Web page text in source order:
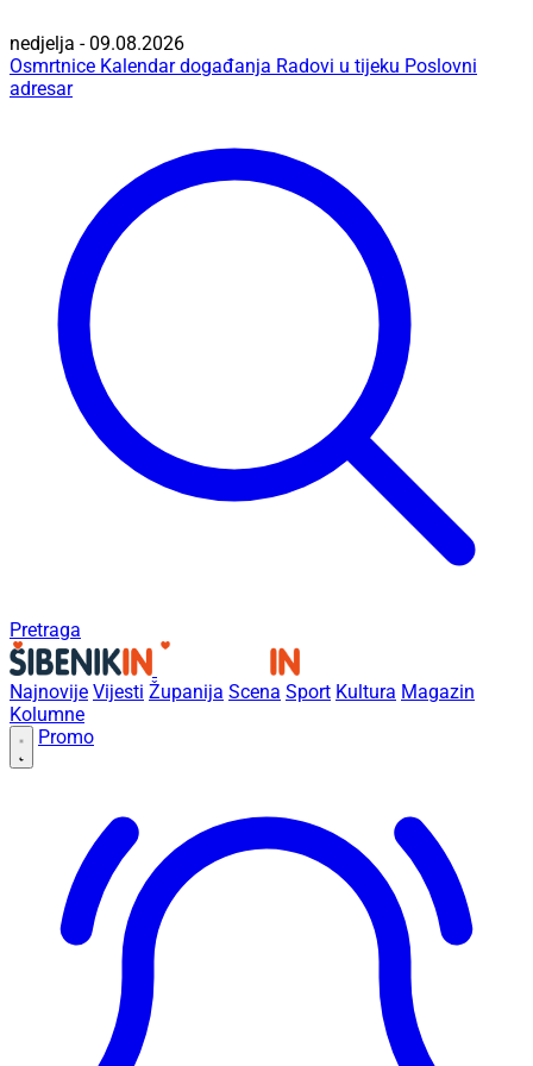
nedjelja - 09.08.2026
Osmrtnice Kalendar događanja Radovi u tijeku Poslovni
adresar
Pretraga
Najnovije Vijesti Županija Scena Sport Kultura Magazin
Kolumne
Promo